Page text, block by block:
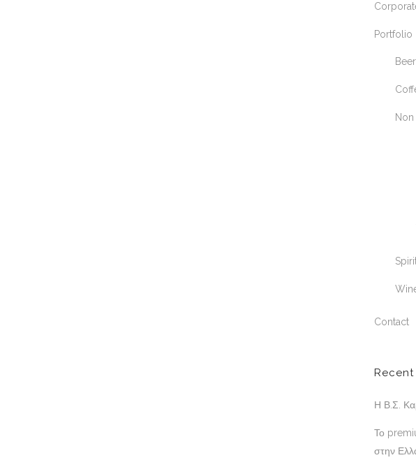
Portfolio
Contact
Recent
Η Β.Σ.
Το
στην